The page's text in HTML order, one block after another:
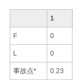
1
F 0
L 0
事故点* 0.23